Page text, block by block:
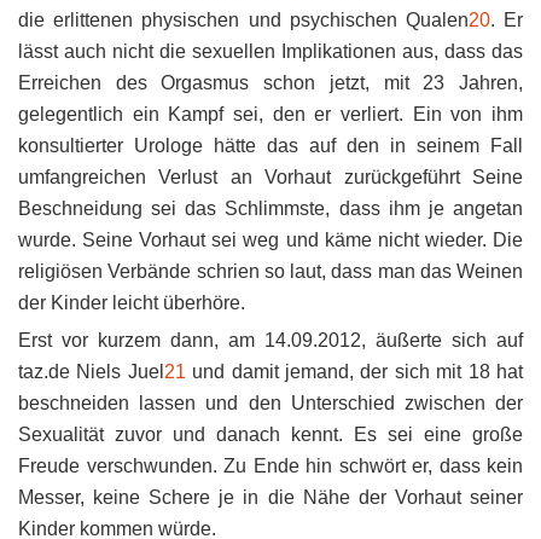
die erlittenen physischen und psychischen Qualen20. Er
lässt auch nicht die sexuellen Implikationen aus, dass das
Erreichen des Orgasmus schon jetzt, mit 23 Jahren,
gelegentlich ein Kampf sei, den er verliert. Ein von ihm
konsultierter Urologe hätte das auf den in seinem Fall
umfangreichen Verlust an Vorhaut zurückgeführt Seine
Beschneidung sei das Schlimmste, dass ihm je angetan
wurde. Seine Vorhaut sei weg und käme nicht wieder. Die
religiösen Verbände schrien so laut, dass man das Weinen
der Kinder leicht überhöre.
Erst vor kurzem dann, am 14.09.2012, äußerte sich auf
taz.de Niels Juel 21 und damit jemand, der sich mit 18 hat
beschneiden lassen und den Unterschied zwischen der
Sexualität zuvor und danach kennt. Es sei eine große
Freude verschwunden. Zu Ende hin schwört er, dass kein
Messer, keine Schere je in die Nähe der Vorhaut seiner
Kinder kommen würde.